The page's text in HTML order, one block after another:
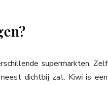
supermarkten. Zelf
dichtbij zat. Kiwi is een